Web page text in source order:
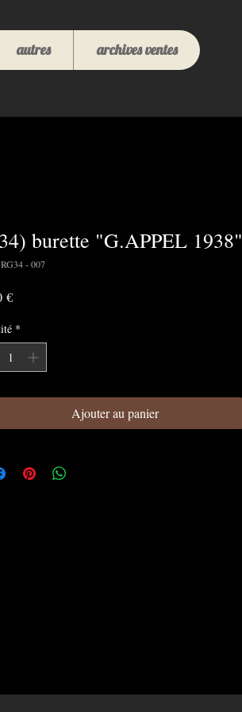
autres archives ventes
burette "G.APPEL 1938"
- 007
€Prix
*
Ajouter au panier